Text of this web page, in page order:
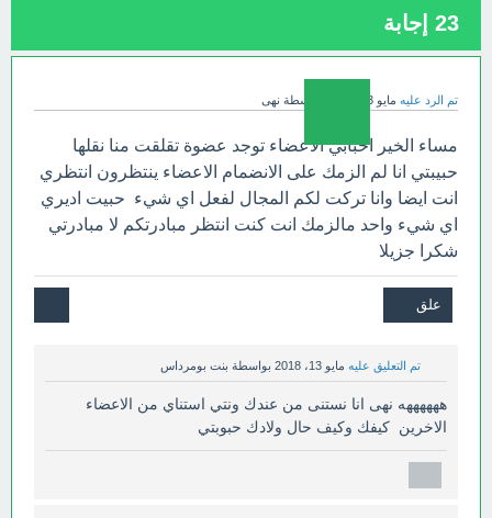
23 إجابة
تم الرد عليه مايو 13، 2018 بواسطة نهى
مساء الخير احبابي الاعضاء توجد عضوة تقلقت منا نقلها
حبيبتي انا لم الزمك على الانضمام الاعضاء ينتظرون انتظري
انت ايضا وانا تركت لكم المجال لفعل اي شيء حبيت اديري
اي شيء واحد مالزمك انت كنت انتظر مبادرتكم لا مبادرتي
شكرا جزيلا
تم التعليق عليه مايو 13، 2018 بواسطة بنت بومرداس
ههههههه نهى انا نستنى من عندك ونتي استناي من الاعضاء
الاخرين كيفك وكيف حال ولادك حبوبتي